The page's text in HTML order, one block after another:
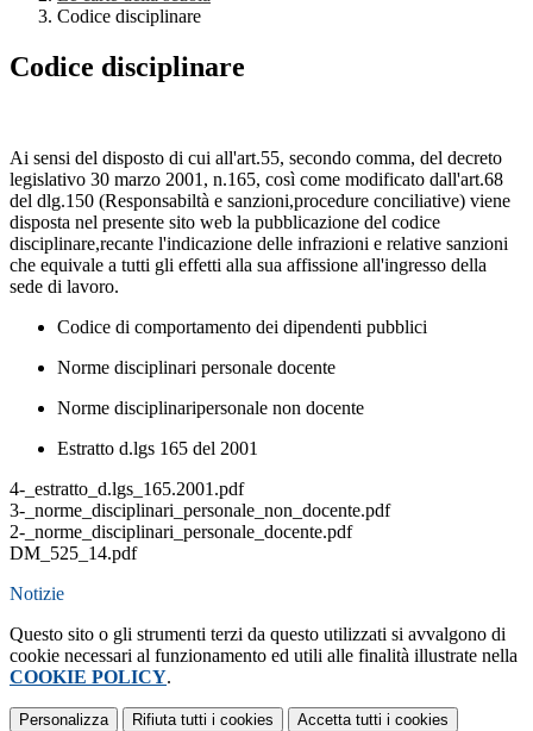
Codice disciplinare
Codice disciplinare
Ai sensi del disposto di cui all'art.55, secondo comma, del decreto
legislativo 30 marzo 2001, n.165, così come modificato dall'art.68
del dlg.150 (Responsabiltà e sanzioni,procedure conciliative) viene
disposta nel presente sito web la pubblicazione del codice
disciplinare,recante l'indicazione delle infrazioni e relative sanzioni
che equivale a tutti gli effetti alla sua affissione all'ingresso della
sede di lavoro.
Codice di comportamento dei dipendenti pubblici
Norme disciplinari personale docente
Norme disciplinaripersonale non docente
Estratto d.lgs 165 del 2001
4-_estratto_d.lgs_165.2001.pdf
3-_norme_disciplinari_personale_non_docente.pdf
2-_norme_disciplinari_personale_docente.pdf
DM_525_14.pdf
Notizie
Questo sito o gli strumenti terzi da questo utilizzati si avvalgono di
cookie necessari al funzionamento ed utili alle finalità illustrate nella
COOKIE POLICY.
Personalizza Rifiuta tutti i cookies Accetta tutti i cookies